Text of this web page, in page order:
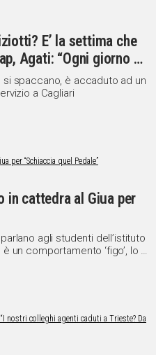
E’ la settima che
Agati: “Ogni giorno a
spaccano, è accaduto ad un
a Cagliari
in cattedra al Giua per
agli studenti dell’istituto
un comportamento ‘figo’, lo è